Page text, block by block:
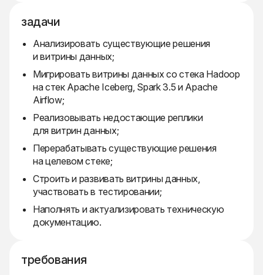
задачи
Анализировать существующие решения
и витрины данных;
Мигрировать витрины данных со стека Hadoop
на стек Apache Iceberg, Spark 3.5 и Apache
Airflow;
Реализовывать недостающие реплики
для витрин данных;
Перерабатывать существующие решения
на целевом стеке;
Строить и развивать витрины данных,
участвовать в тестировании;
Наполнять и актуализировать техническую
документацию.
требования